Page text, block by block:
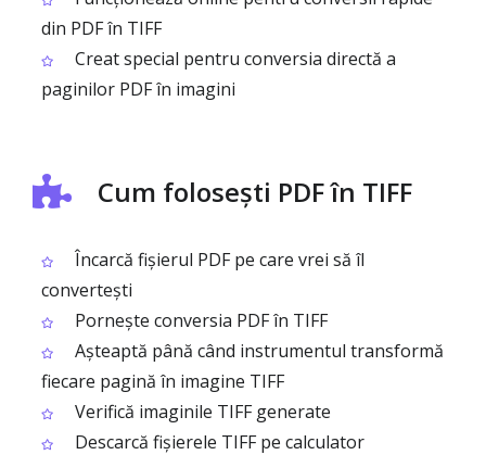
din PDF în TIFF
Creat special pentru conversia directă a
paginilor PDF în imagini
Cum folosești PDF în TIFF
Încarcă fișierul PDF pe care vrei să îl
convertești
Pornește conversia PDF în TIFF
Așteaptă până când instrumentul transformă
fiecare pagină în imagine TIFF
Verifică imaginile TIFF generate
Descarcă fișierele TIFF pe calculator